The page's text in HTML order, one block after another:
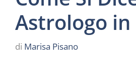
Astrologo in
di Marisa Pisano